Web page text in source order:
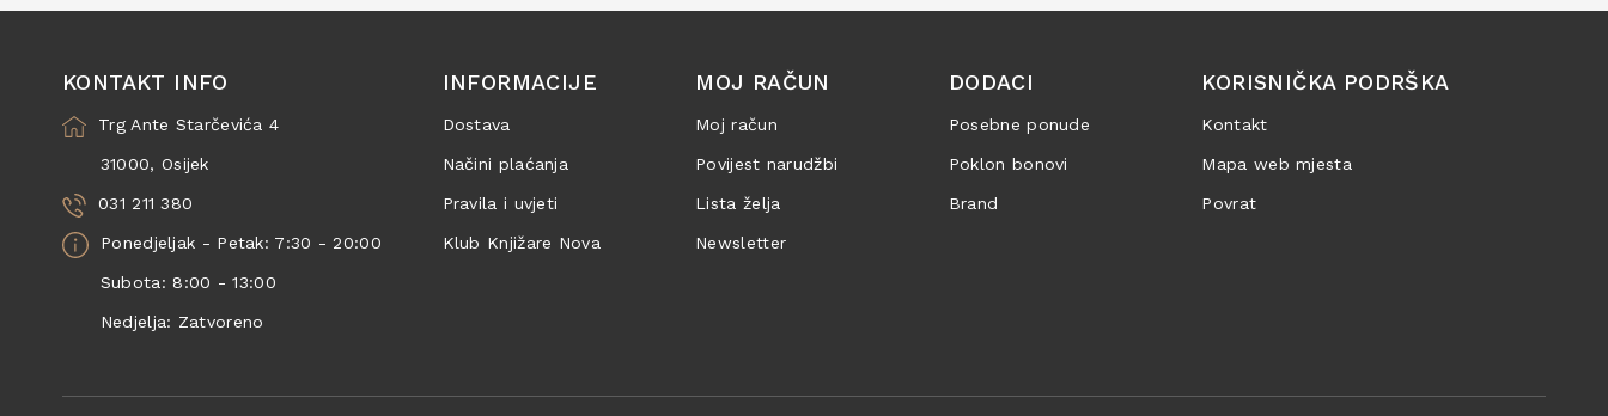
KONTAKT INFO
Trg Ante Starčevića 4
31000, Osijek
031 211 380
Ponedjeljak - Petak: 7:30 - 20:00
Subota: 8:00 - 13:00
Nedjelja: Zatvoreno
INFORMACIJE
Dostava
Načini plaćanja
Pravila i uvjeti
Klub Knjižare Nova
MOJ RAČUN
Moj račun
Povijest narudžbi
Lista želja
Newsletter
DODACI
Posebne ponude
Poklon bonovi
Brand
KORISNIČKA PODRŠKA
Kontakt
Mapa web mjesta
Povrat